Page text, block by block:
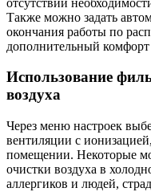
Также можно задать
окончания работы по
дополнительный
Использование
воздуха
Через меню настроек
вентиляции с
помещении. Некоторые
очистки воздуха в
аллергиков и людей,